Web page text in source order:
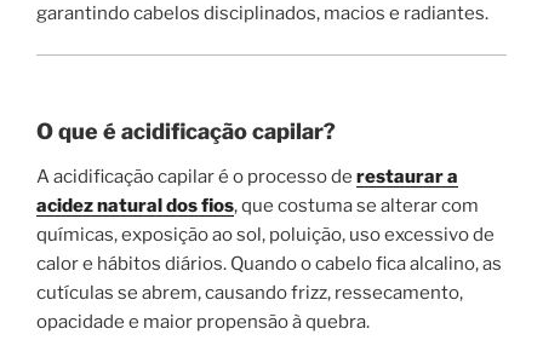
garantindo cabelos disciplinados, macios e radiantes.
O que é acidificação capilar?
A acidificação capilar é o processo de restaurar a
acidez natural dos fios, que costuma se alterar com
químicas, exposição ao sol, poluição, uso excessivo de
calor e hábitos diários. Quando o cabelo fica alcalino, as
cutículas se abrem, causando frizz, ressecamento,
opacidade e maior propensão à quebra.